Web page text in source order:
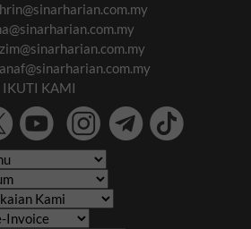
IKUTI KAMI